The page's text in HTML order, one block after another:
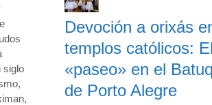
siglo
Devoción a orixás
templos católicos: El
«paseo» en el
de Porto Alegre